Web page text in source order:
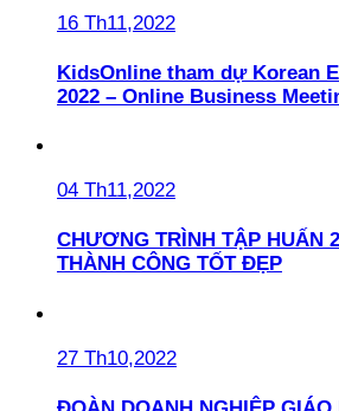
16 Th11,2022
KidsOnline tham dự Korean
2022 – Online Business
04 Th11,2022
CHƯƠNG TRÌNH TẬP HUẤN
THÀNH CÔNG TỐT ĐẸP
27 Th10,2022